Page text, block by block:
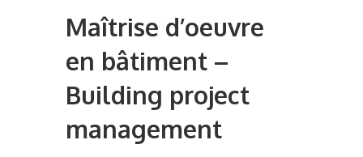
Maîtrise d’oeuvre
en bâtiment –
Building project
management